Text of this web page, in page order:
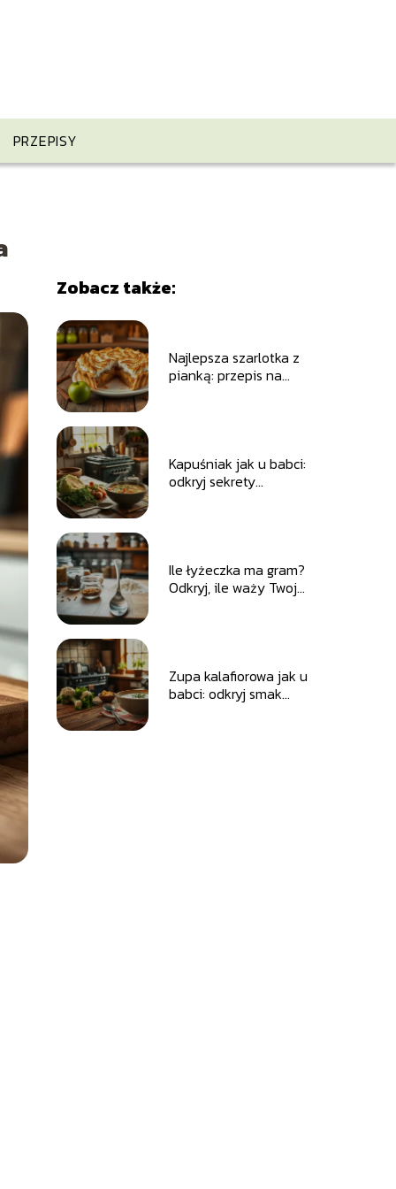
PRZEPISY
Zobacz także:
Najlepsza szarlotka z
pianką: przepis na
Kapuśniak jak u babci:
odkryj sekrety
Ile łyżeczka ma gram?
Odkryj, ile waży Twoja
Zupa kalafiorowa jak u
babci: odkryj smak